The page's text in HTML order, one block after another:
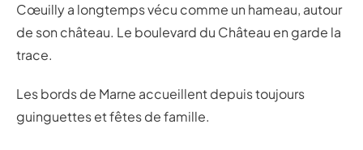
Cœuilly a longtemps vécu comme un hameau, autour
de son château. Le boulevard du Château en garde la
trace.
Les bords de Marne accueillent depuis toujours
guinguettes et fêtes de famille.